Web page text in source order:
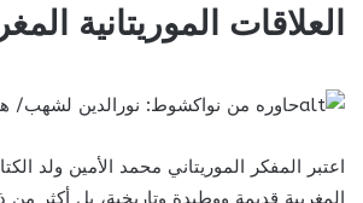
العلاقات الموريتانية
حاوره من نواكشوط: نورالدين لشهب/
اعتبر المفكر الموريتاني محمد الأمين ولد
المغربية قديمة ووطيدة وتاريخية، بل أكثر